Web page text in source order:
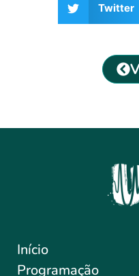
Twitter
Início
Programação